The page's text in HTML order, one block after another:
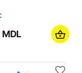
MDL